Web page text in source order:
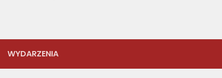
WYDARZENIA